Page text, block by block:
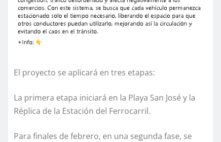
El proyecto se aplicará en tres etapas:
La primera etapa iniciará en la Playa San José y la
Réplica de la Estación del Ferrocarril.
Para finales de febrero, en una segunda fase, se